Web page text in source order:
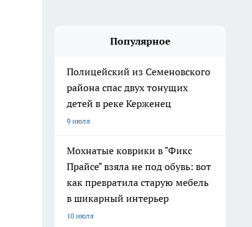
Популярное
Полицейский из Семеновского
района спас двух тонущих
детей в реке Керженец
9 июля
Мохнатые коврики в "Фикс
Прайсе" взяла не под обувь: вот
как превратила старую мебель
в шикарный интерьер
10 июля